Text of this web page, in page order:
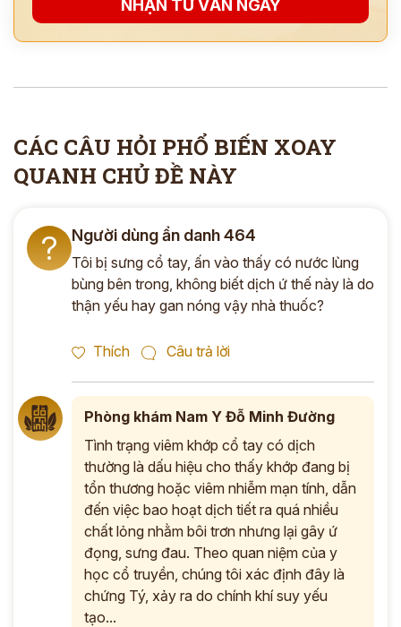
NHẬN TƯ VẤN NGAY
CÁC CÂU HỎI PHỔ BIẾN XOAY
QUANH CHỦ ĐỀ NÀY
? Người dùng ẩn danh 464
Tôi bị sưng cổ tay, ấn vào thấy có nước lùng
bùng bên trong, không biết dịch ứ thế này là do
thận yếu hay gan nóng vậy nhà thuốc?
Thích Câu trả lời
Phòng khám Nam Y Đỗ Minh Đường
Tình trạng viêm khớp cổ tay có dịch
thường là dấu hiệu cho thấy khớp đang bị
tổn thương hoặc viêm nhiễm mạn tính, dẫn
đến việc bao hoạt dịch tiết ra quá nhiều
chất lỏng nhằm bôi trơn nhưng lại gây ứ
đọng, sưng đau. Theo quan niệm của y
học cổ truyền, chúng tôi xác định đây là
chứng Tý, xảy ra do chính khí suy yếu
tạo...
ĐĂNG KÝ TƯ VẤN »
Thông tin của bạn được bảo mật và chỉ sử dụng cho mục đích tư vấn.